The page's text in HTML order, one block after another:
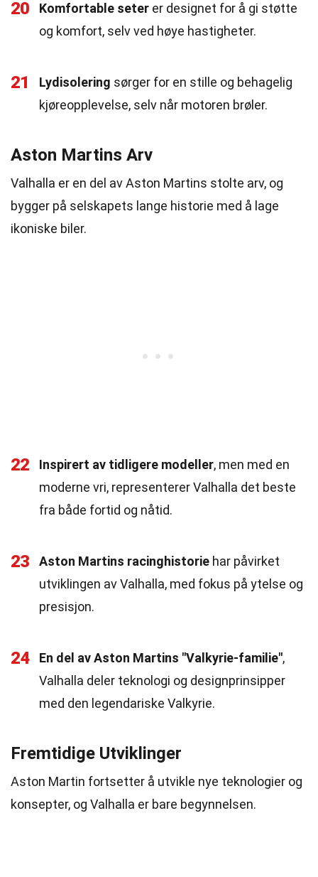
20 Komfortable seter er designet for å gi støtte
og komfort, selv ved høye hastigheter.
21 Lydisolering sørger for en stille og behagelig
kjøreopplevelse, selv når motoren brøler.
Aston Martins Arv
Valhalla er en del av Aston Martins stolte arv, og
bygger på selskapets lange historie med å lage
ikoniske biler.
22 Inspirert av tidligere modeller, men med en
moderne vri, representerer Valhalla det beste
fra både fortid og nåtid.
23 Aston Martins racinghistorie har påvirket
utviklingen av Valhalla, med fokus på ytelse og
presisjon.
24 En del av Aston Martins "Valkyrie-familie",
Valhalla deler teknologi og designprinsipper
med den legendariske Valkyrie.
Fremtidige Utviklinger
Aston Martin fortsetter å utvikle nye teknologier og
konsepter, og Valhalla er bare begynnelsen.